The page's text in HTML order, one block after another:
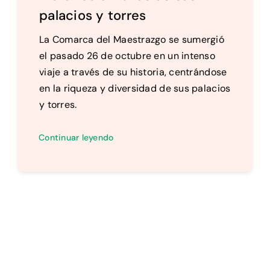
palacios y torres
La Comarca del Maestrazgo se sumergió
el pasado 26 de octubre en un intenso
viaje a través de su historia, centrándose
en la riqueza y diversidad de sus palacios
y torres.
Continuar leyendo